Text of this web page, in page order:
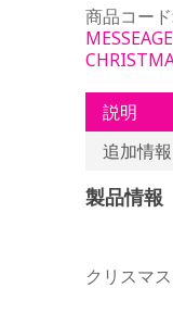
商品コード:
説明
追加情報
製品情報
クリスマ